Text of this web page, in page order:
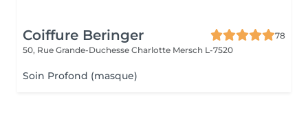
Coiffure Beringer
78
50, Rue Grande-Duchesse Charlotte Mersch L-7520
Soin Profond (masque)